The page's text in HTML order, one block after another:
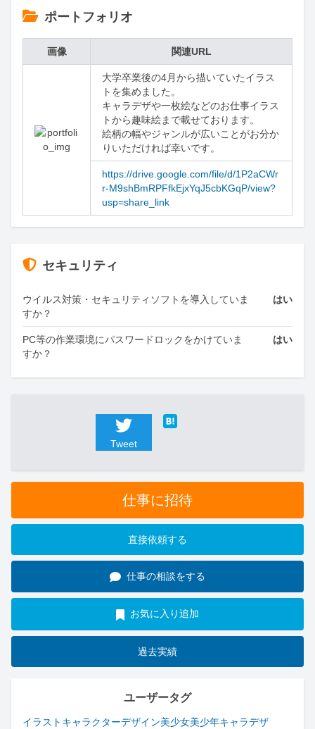
ポートフォリオ
画像 関連URL
大学卒業後の4月から描いていたイラス
トを集めました。
キャラデザや一枚絵などのお仕事イラス
トから趣味絵まで載せております。
絵柄の幅やジャンルが広いことがお分か
りいただければ幸いです。
https://drive.google.com/file/d/1P2aCWr
r-M9shBmRPFfkEjxYqJ5cbKGqP/view?
usp=share_link
セキュリティ
ウイルス対策・セキュリティソフトを導入していま
すか？
はい
PC等の作業環境にパスワードロックをかけていま
すか？
はい
Tweet
仕事に招待
直接依頼する
仕事の相談をする
お気に入り追加
過去実績
ユーザータグ
イラスト キャラクターデザイン美少女美少年キャラデザ